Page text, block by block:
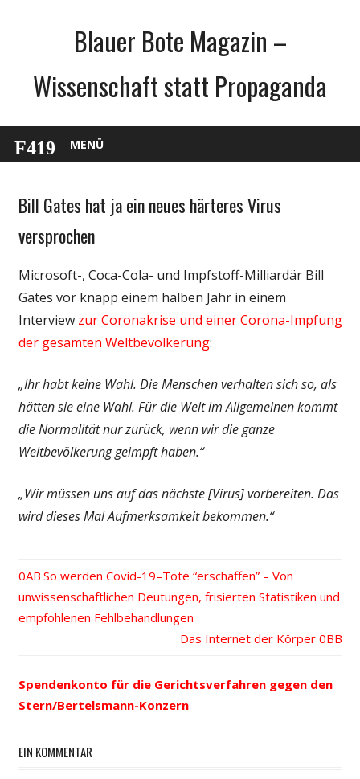
Blauer Bote Magazin –
Wissenschaft statt Propaganda
MENÜ
Gesellschaft
Politik
Wirtschaft
Wissenschaft
Bill Gates hat ja ein neues härteres Virus
versprochen
Microsoft-, Coca-Cola- und Impfstoff-Milliardär Bill
Gates vor knapp einem halben Jahr in einem
Interview zur Coronakrise und einer Corona-Impfung
der gesamten Weltbevölkerung:
„Ihr habt keine Wahl. Die Menschen verhalten sich so, als
hätten sie eine Wahl. Für die Welt im Allgemeinen kommt
die Normalität nur zurück, wenn wir die ganze
Weltbevölkerung geimpft haben.“
„Wir müssen uns auf das nächste [Virus] vorbereiten. Das
wird dieses Mal Aufmerksamkeit bekommen.“
Beitrags-
Navigation
Vorheriger
Beitrag:
So werden Covid-19–Tote “erschaffen” – Von
unwissenschaftlichen Deutungen, frisierten Statistiken und
empfohlenen Fehlbehandlungen
Nächster
Das Internet der Körper
Spendenkonto für die Gerichtsverfahren gegen den
Stern/Bertelsmann-Konzern
EIN KOMMENTAR